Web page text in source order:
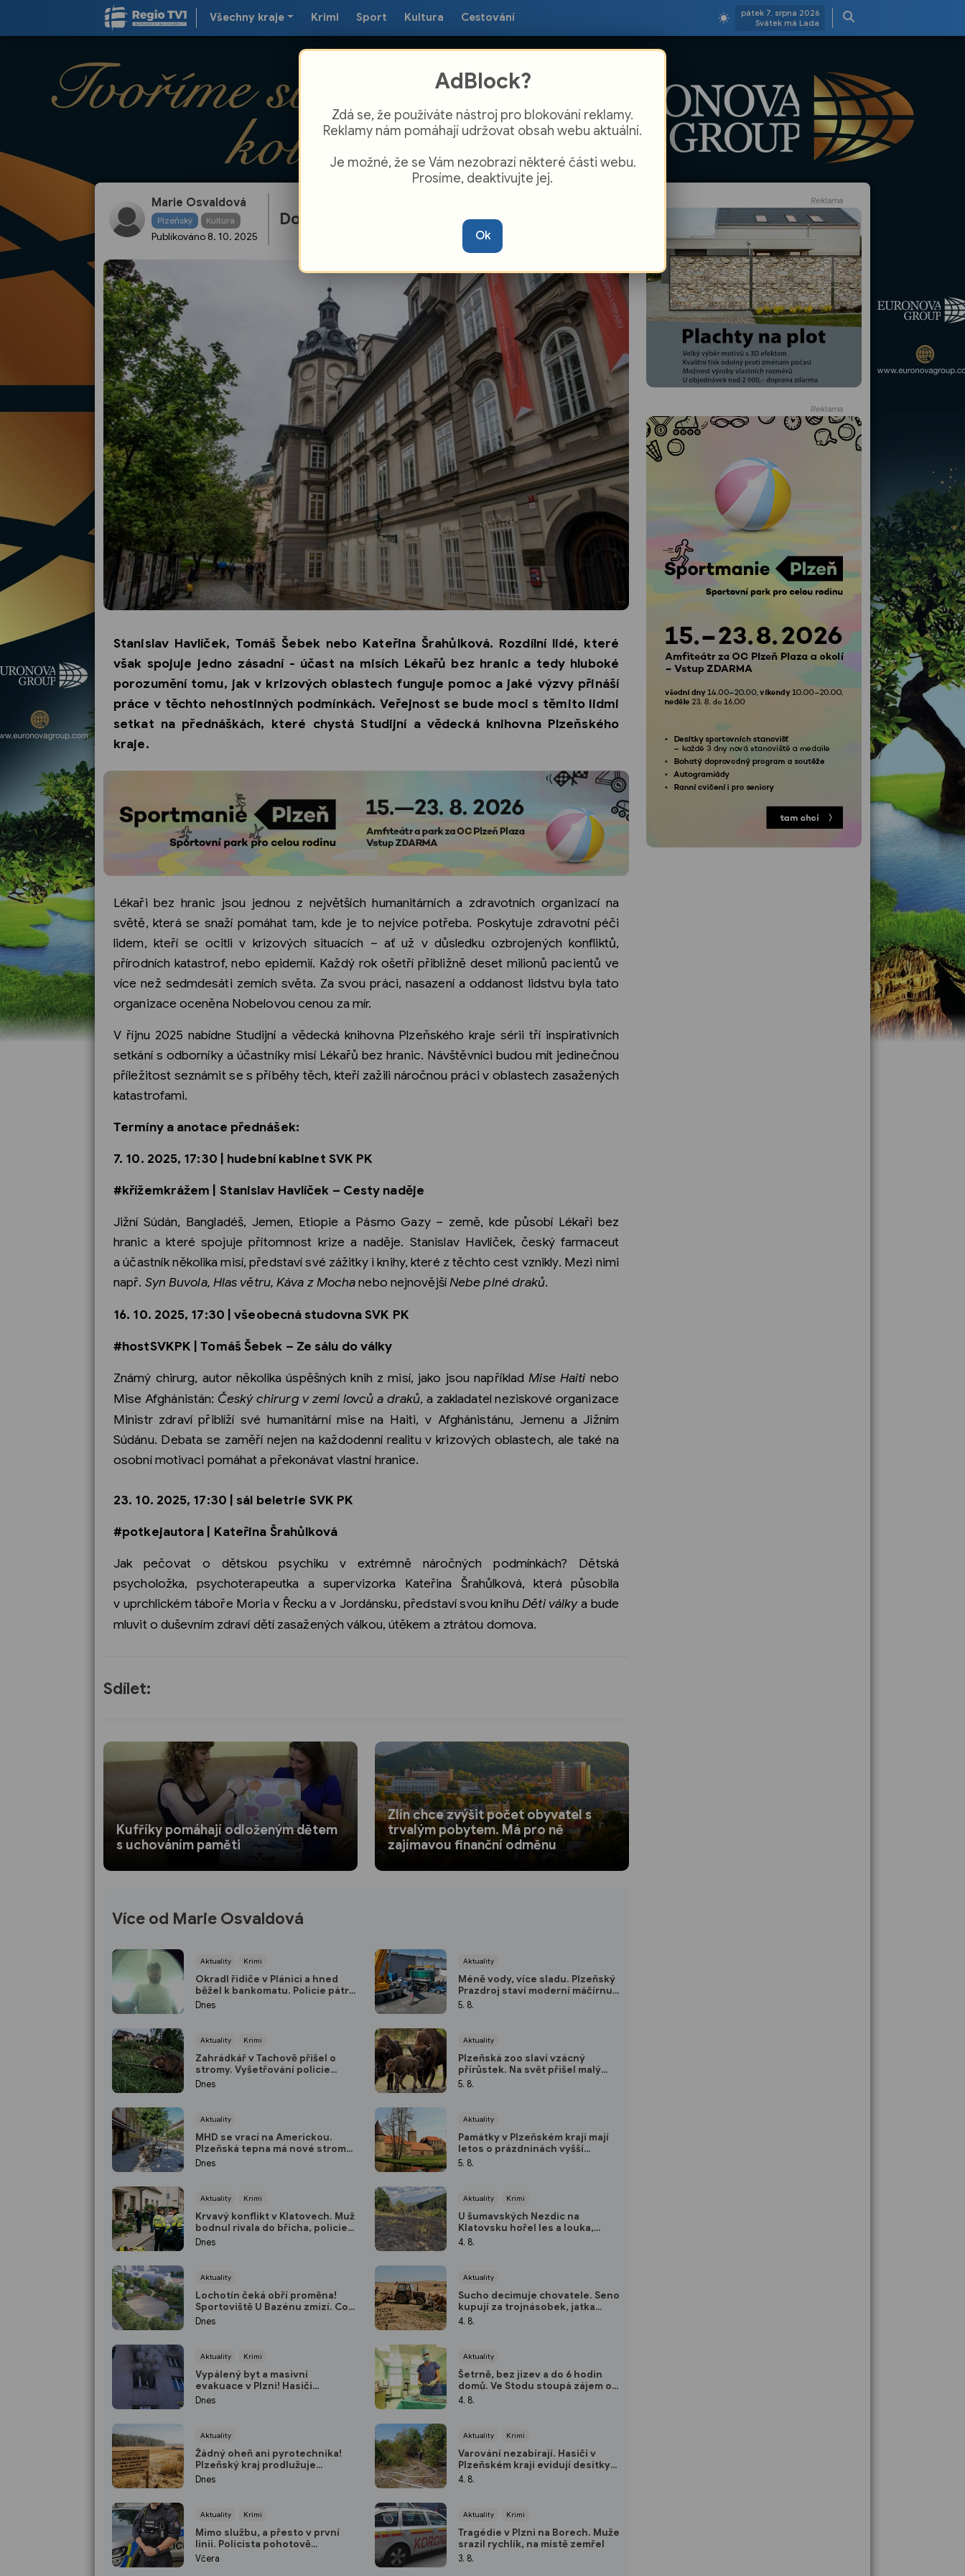
Všechny kraje Krimi Sport Kultura Cestování
pátek 7. srpna 2026
Svátek má Lada
Marie Osvaldová
Plzeňský Kultura
Publikováno 8. 10. 2025
Do Plzně míří Lékaři bez hranic
Stanislav Havlíček, Tomáš Šebek nebo Kateřina Šrahůlková. Rozdílní lidé, které
však spojuje jedno zásadní - účast na misích Lékařů bez hranic a tedy hluboké
porozumění tomu, jak v krizových oblastech funguje pomoc a jaké výzvy přináší
práce v těchto nehostinných podmínkách. Veřejnost se bude moci s těmito lidmi
setkat na přednáškách, které chystá Studijní a vědecká knihovna Plzeňského
kraje.
Lékaři bez hranic jsou jednou z největších humanitárních a zdravotních organizací na
světě, která se snaží pomáhat tam, kde je to nejvíce potřeba. Poskytuje zdravotní péči
lidem, kteří se ocitli v krizových situacích – ať už v důsledku ozbrojených konfliktů,
přírodních katastrof, nebo epidemií. Každý rok ošetří přibližně deset milionů pacientů ve
více než sedmdesáti zemích světa. Za svou práci, nasazení a oddanost lidstvu byla tato
organizace oceněna Nobelovou cenou za mír.
V říjnu 2025 nabídne Studijní a vědecká knihovna Plzeňského kraje sérii tří inspirativních
setkání s odborníky a účastníky misí Lékařů bez hranic. Návštěvníci budou mít jedinečnou
příležitost seznámit se s příběhy těch, kteří zažili náročnou práci v oblastech zasažených
katastrofami.
Termíny a anotace přednášek:
7. 10. 2025, 17:30 | hudební kabinet SVK PK
#křížemkrážem | Stanislav Havlíček – Cesty naděje
Jižní Súdán, Bangladéš, Jemen, Etiopie a Pásmo Gazy – země, kde působí Lékaři bez
hranic a které spojuje přítomnost krize a naděje. Stanislav Havlíček, český farmaceut
a účastník několika misí, představí své zážitky i knihy, které z těchto cest vznikly. Mezi nimi
např. Syn Buvola, Hlas větru, Káva z Mochanebo nejnovějšíNebe plné draků.
16. 10. 2025, 17:30 | všeobecná studovna SVK PK
#hostSVKPK | Tomáš Šebek – Ze sálu do války
Známý chirurg, autor několika úspěšných knih z misí, jako jsou napříkladMise Haiti nebo
Mise Afghánistán: Český chirurg v zemi lovců a draků, a zakladatel neziskové organizace
Ministr zdraví přiblíží své humanitární mise na Haiti, v Afghánistánu, Jemenu a Jižním
Súdánu. Debata se zaměří nejen na každodenní realitu v krizových oblastech, ale také na
osobní motivaci pomáhat a překonávat vlastní hranice.
23. 10. 2025, 17:30 | sál beletrie SVK PK
#potkejautora | Kateřina Šrahůlková
Jak pečovat o dětskou psychiku v extrémně náročných podmínkách? Dětská
psycholožka, psychoterapeutka a supervizorka Kateřina Šrahůlková, která působila
v uprchlickém táboře Moria v Řecku a v Jordánsku, představí svou knihuDěti válkya bude
mluvit o duševním zdraví dětí zasažených válkou, útěkem a ztrátou domova.
Sdílet:
Kufříky pomáhají odloženým dětem
s uchováním paměti
Zlín chce zvýšit počet obyvatel s
trvalým pobytem. Má pro ně
zajímavou finanční odměnu
Více od Marie Osvaldová
Aktuality Krimi
Okradl řidiče v Plánici a hned
běžel k bankomatu. Policie pátrá
po muži z kamerových záznamů
Dnes
Aktuality Krimi
Zahrádkář v Tachově přišel o
stromy. Vyšetřování policie
odhalilo přísně chráněného
Dnes
Aktuality
MHD se vrací na Americkou.
Plzeňská tepna má nové stromy,
širší chodníky i zónu 20 km/h
Dnes
Aktuality Krimi
Krvavý konflikt v Klatovech. Muž
bodnul rivala do břicha, policie
ho dopadla do dvou hodin
Dnes
Aktuality
Lochotín čeká obří proměna!
Sportoviště U Bazénu zmizí. Co
bude místo něj?
Dnes
Aktuality Krimi
Vypálený byt a masivní
evakuace v Plzni! Hasiči
zachraňovali obyvatele v
Dnes
Aktuality
Žádný oheň ani pyrotechnika!
Plzeňský kraj prodlužuje
protipožární pohotovost
Dnes
Aktuality Krimi
Mimo službu, a přesto v první
linii. Policista pohotově
zachránil život v plzeňském fitku
Včera
Aktuality
Méně vody, více sladu. Plzeňský
Prazdroj staví moderní máčírnu a
ušetří miliony litrů vody
5. 8.
Aktuality
Plzeňská zoo slaví vzácný
přírůstek. Na svět přišel malý
zubr Onzu
5. 8.
Aktuality
Památky v Plzeňském kraji mají
letos o prázdninách vyšší
návštěvnost než loni
5. 8.
Aktuality Krimi
U šumavských Nezdic na
Klatovsku hořel les a louka,
dobrovolný hasič skončil v
4. 8.
Aktuality
Sucho decimuje chovatele. Seno
kupují za trojnásobek, jatka
hlásí přetlak a hrozí rušení
4. 8.
Aktuality
Šetrně, bez jizev a do 6 hodin
domů. Ve Stodu stoupá zájem o
moderní hysteroskopii
4. 8.
Aktuality Krimi
Varování nezabírají. Hasiči v
Plzeňském kraji evidují desítky
požárů způsobených lidmi
4. 8.
Aktuality Krimi
Tragédie v Plzni na Borech. Muže
srazil rychlík, na místě zemřel
3. 8.
Reklama
Reklama
AdBlock?
Zdá se, že používáte nástroj pro blokování reklamy.
Reklamy nám pomáhají udržovat obsah webu aktuální.
Je možné, že se Vám nezobrazí některé části webu.
Prosíme, deaktivujte jej.
Ok